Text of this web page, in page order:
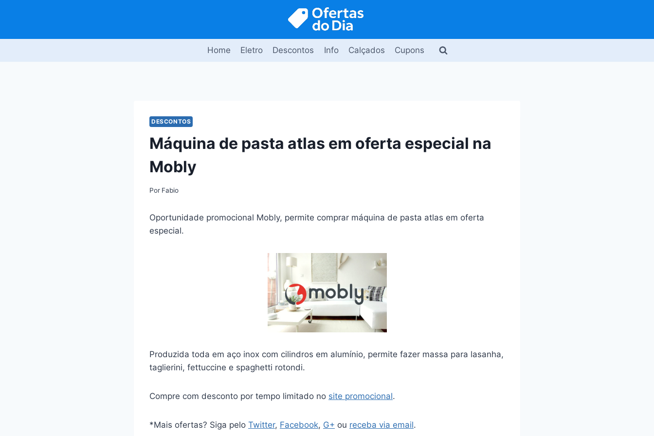
Home Eletro Descontos Info Calçados Cupons
DESCONTOS
Máquina de pasta atlas em oferta especial na
Mobly
Por Fabio
Oportunidade promocional Mobly, permite comprar máquina de pasta atlas em oferta
especial.
Produzida toda em aço inox com cilindros em alumínio, permite fazer massa para lasanha,
taglierini, fettuccine e spaghetti rotondi.
Compre com desconto por tempo limitado no site promocional.
*Mais ofertas? Siga pelo Twitter, Facebook, G+ ou receba via email.